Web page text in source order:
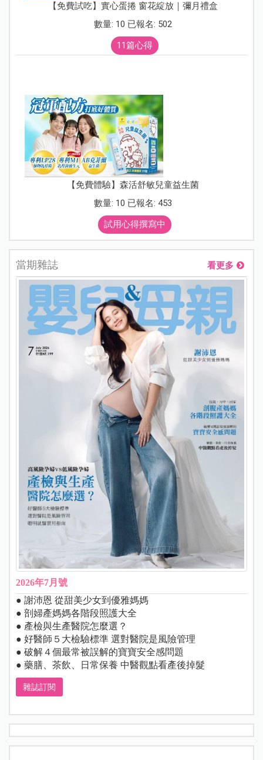
【免費試吃】實心蛋捲 窗花綻放｜彌月禮盒
數量: 10 已報名: 502
11篇心得
【免費體驗】森活舒敏兒童益生菌
數量: 10 已報名: 453
試用心得撰寫中
當期雜誌 看更多
2026年7月號
● 謝沛恩 從甜美少女到優雅媽媽
● 剖婦產媽媽各階段照護大全
● 產檢與生產醫院怎麼選？
● 好醫師５大檢驗標準 選對醫院是風險管理
● 破解４個最常被誤解的寶寶安全感問題
● 藥膳、茶飲、日常保養 中醫觀點看產後掉髮
雜誌訂閱